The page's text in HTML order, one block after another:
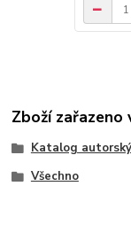
Zboží zařazeno
Katalog autorský
Všechno